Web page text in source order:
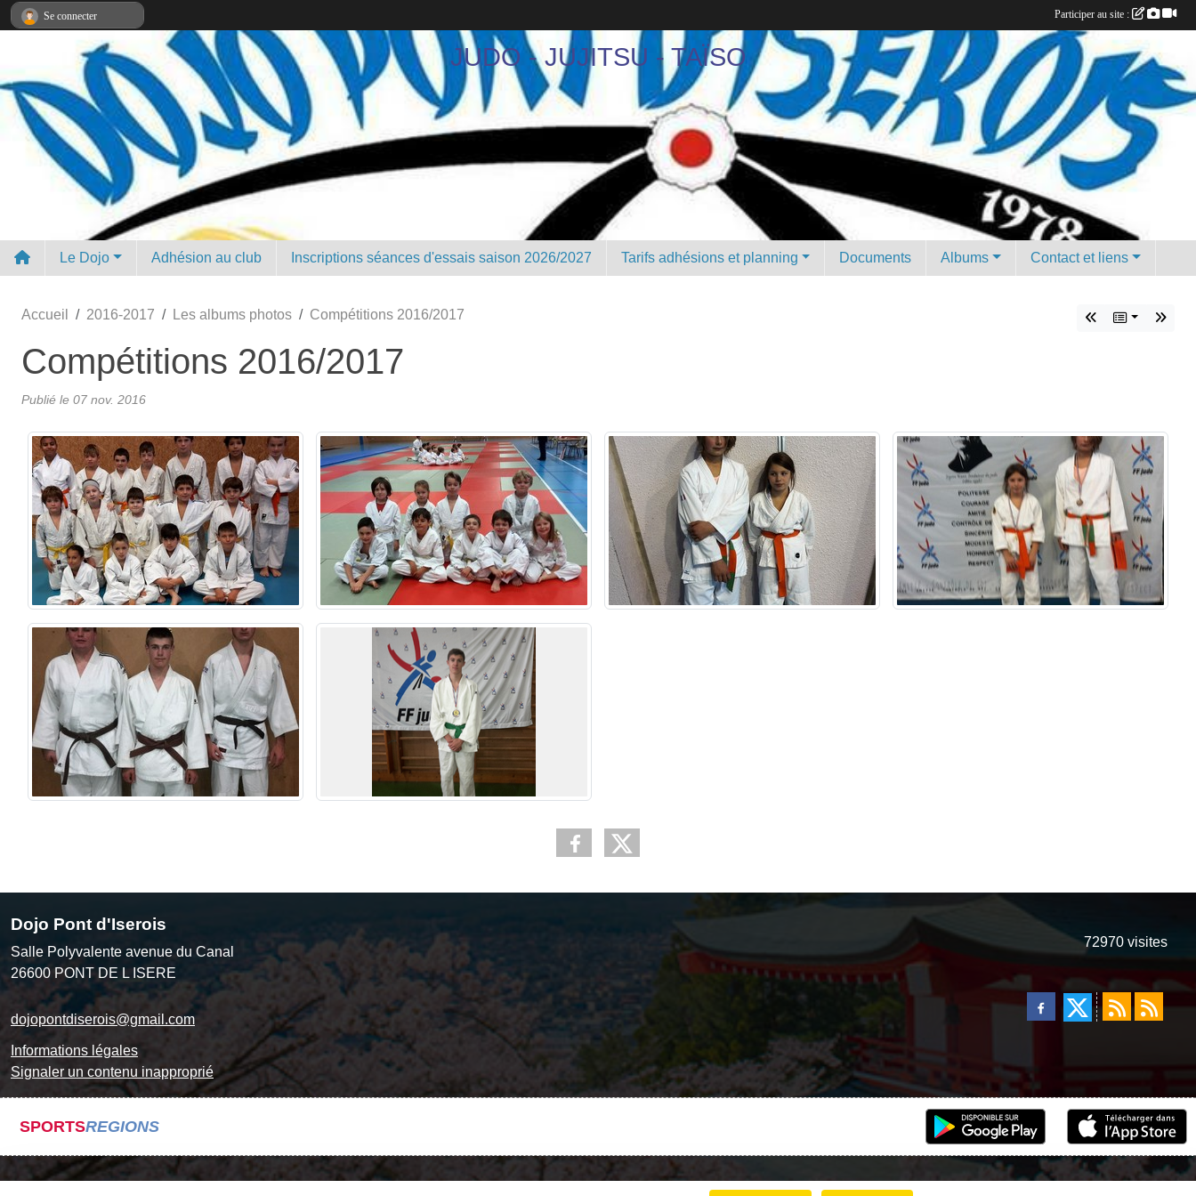
JUDO - JUJITSU - TAÏSO
Le Dojo Adhésion au club Inscriptions séances d'essais saison 2026/2027 Tarifs adhésions et planning Documents Albums Contact et liens
Accueil 2016-2017 Les albums photos Compétitions 2016/2017
Compétitions 2016/2017
Publié le 07 nov. 2016
Dojo Pont d'Iserois
Salle Polyvalente avenue du Canal
26600 PONT DE L ISERE
dojopontdiserois@gmail.com
Informations légales
Signaler un contenu inapproprié
72970 visites
SPORTSREGIONS
Se connecter Participer au site :
Panneau de gestion des cookies